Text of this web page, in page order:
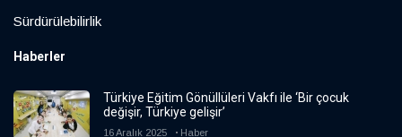
Sürdürülebilirlik
Haberler
Türkiye Eğitim Gönüllüleri Vakfı ile ‘Bir çocuk
değişir, Türkiye gelişir’
16 Aralık 2025 Haber